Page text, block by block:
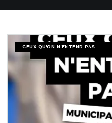
CEUX QU'ON N'ENTEND PAS